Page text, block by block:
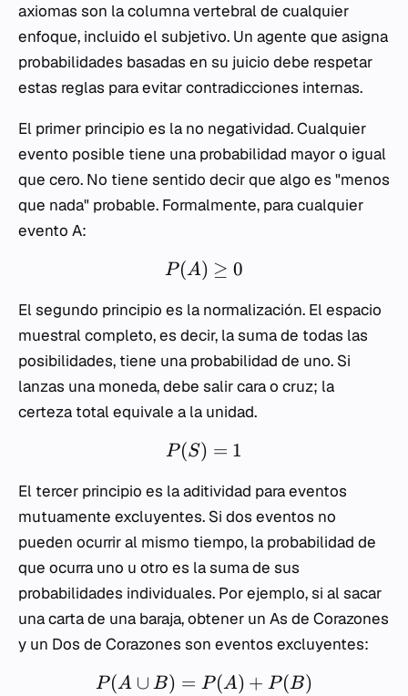
axiomas son la columna vertebral de cualquier
enfoque, incluido el subjetivo. Un agente que asigna
probabilidades basadas en su juicio debe respetar
estas reglas para evitar contradicciones internas.
El primer principio es la no negatividad. Cualquier
evento posible tiene una probabilidad mayor o igual
que cero. No tiene sentido decir que algo es "menos
que nada" probable. Formalmente, para cualquier
evento A:
P(A) ≥ 0
El segundo principio es la normalización. El espacio
muestral completo, es decir, la suma de todas las
posibilidades, tiene una probabilidad de uno. Si
lanzas una moneda, debe salir cara o cruz; la
certeza total equivale a la unidad.
P(S) = 1
El tercer principio es la aditividad para eventos
mutuamente excluyentes. Si dos eventos no
pueden ocurrir al mismo tiempo, la probabilidad de
que ocurra uno u otro es la suma de sus
probabilidades individuales. Por ejemplo, si al sacar
una carta de una baraja, obtener un As de Corazones
y un Dos de Corazones son eventos excluyentes:
P (A ∪ B) = P(A) + P(B)